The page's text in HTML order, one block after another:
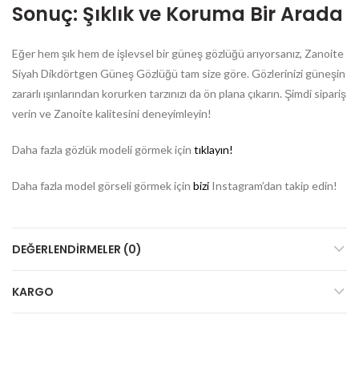
Sonuç: Şıklık ve Koruma Bir Arada
Eğer hem şık hem de işlevsel bir güneş gözlüğü arıyorsanız, Zanoite
Siyah Dikdörtgen Güneş Gözlüğü tam size göre. Gözlerinizi güneşin
zararlı ışınlarından korurken tarzınızı da ön plana çıkarın. Şimdi sipariş
verin ve Zanoite kalitesini deneyimleyin!
Daha fazla gözlük modeli görmek için tıklayın!
Daha fazla model görseli görmek için bizi Instagram’dan takip edin!
DEĞERLENDIRMELER (0)
KARGO